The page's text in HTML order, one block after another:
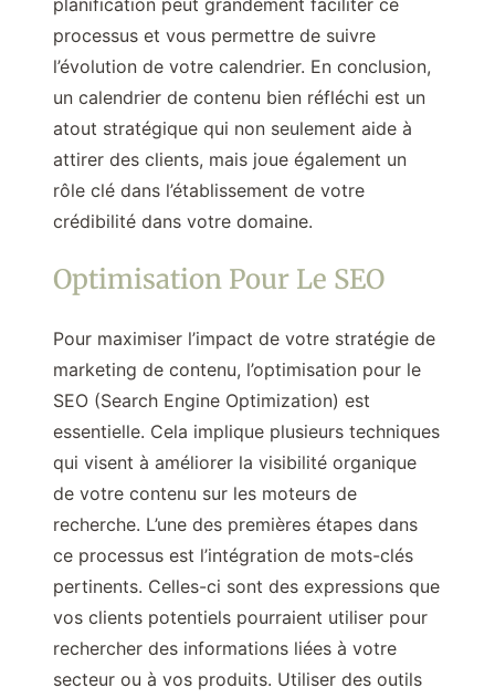
planification peut grandement faciliter ce
processus et vous permettre de suivre
l’évolution de votre calendrier. En conclusion,
un calendrier de contenu bien réfléchi est un
atout stratégique qui non seulement aide à
attirer des clients, mais joue également un
rôle clé dans l’établissement de votre
crédibilité dans votre domaine.
Optimisation Pour Le SEO
Pour maximiser l’impact de votre stratégie de
marketing de contenu, l’optimisation pour le
SEO (Search Engine Optimization) est
essentielle. Cela implique plusieurs techniques
qui visent à améliorer la visibilité organique
de votre contenu sur les moteurs de
recherche. L’une des premières étapes dans
ce processus est l’intégration de mots-clés
pertinents. Celles-ci sont des expressions que
vos clients potentiels pourraient utiliser pour
rechercher des informations liées à votre
secteur ou à vos produits. Utiliser des outils